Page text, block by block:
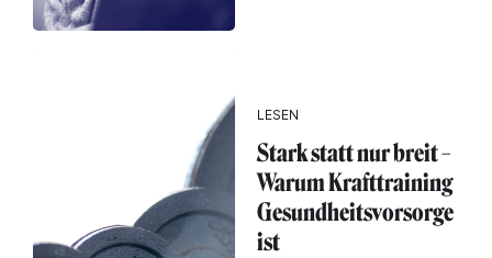
LESEN
Stark statt nur breit –
Warum Krafttraining
Gesundheitsvorsorge
ist